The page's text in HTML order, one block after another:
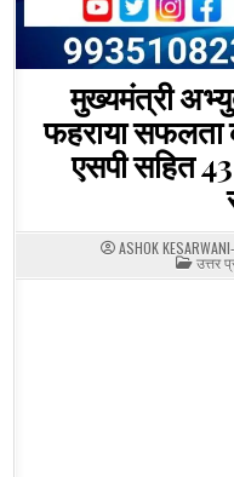
मुख्यमंत्री
फहराया सफलता
एसपी सहित
ASHOK
IN
उत्तर